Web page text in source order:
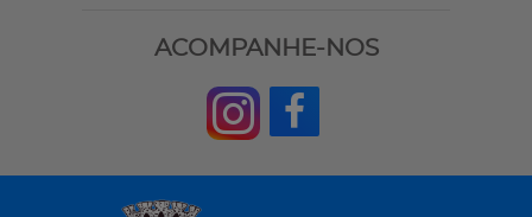
ACOMPANHE-NOS